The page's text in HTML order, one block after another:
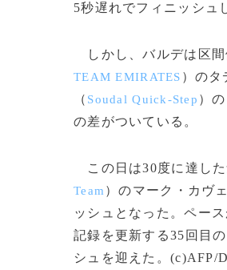
5秒遅れでフィニッシュ
しかし、バルデは区間
TEAM EMIRATES ）のタ
（ Soudal Quick-Step ）
の差がついている。
この日は30度に達した
Team ）のマーク・カヴ
ッシュとなった。ペー
記録を更新する35回目
シュを迎えた。(c)AFP/